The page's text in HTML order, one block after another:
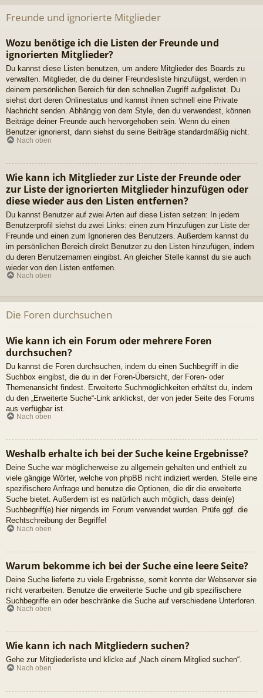
Freunde und ignorierte Mitglieder
Wozu benötige ich die Listen der Freunde und
ignorierten Mitglieder?
Du kannst diese Listen benutzen, um andere Mitglieder des Boards zu
verwalten. Mitglieder, die du deiner Freundesliste hinzufügst, werden in
deinem persönlichen Bereich für den schnellen Zugriff aufgelistet. Du
siehst dort deren Onlinestatus und kannst ihnen schnell eine Private
Nachricht senden. Abhängig von dem Style, den du verwendest, können
Beiträge deiner Freunde auch hervorgehoben sein. Wenn du einen
Benutzer ignorierst, dann siehst du seine Beiträge standardmäßig nicht.
Nach oben
Wie kann ich Mitglieder zur Liste der Freunde oder
zur Liste der ignorierten Mitglieder hinzufügen oder
diese wieder aus den Listen entfernen?
Du kannst Benutzer auf zwei Arten auf diese Listen setzen: In jedem
Benutzerprofil siehst du zwei Links: einen zum Hinzufügen zur Liste der
Freunde und einen zum Ignorieren des Benutzers. Außerdem kannst du
im persönlichen Bereich direkt Benutzer zu den Listen hinzufügen, indem
du deren Benutzernamen eingibst. An gleicher Stelle kannst du sie auch
wieder von den Listen entfernen.
Nach oben
Die Foren durchsuchen
Wie kann ich ein Forum oder mehrere Foren
durchsuchen?
Du kannst die Foren durchsuchen, indem du einen Suchbegriff in die
Suchbox eingibst, die du in der Foren-Übersicht, der Foren- oder
Themenansicht findest. Erweiterte Suchmöglichkeiten erhältst du, indem
du den „Erweiterte Suche“-Link anklickst, der von jeder Seite des Forums
aus verfügbar ist.
Nach oben
Weshalb erhalte ich bei der Suche keine Ergebnisse?
Deine Suche war möglicherweise zu allgemein gehalten und enthielt zu
viele gängige Wörter, welche von phpBB nicht indiziert werden. Stelle eine
spezifischere Anfrage und benutze die Optionen, die dir die erweiterte
Suche bietet. Außerdem ist es natürlich auch möglich, dass dein(e)
Suchbegriff(e) hier nirgends im Forum verwendet wurden. Prüfe ggf. die
Rechtschreibung der Begriffe!
Nach oben
Warum bekomme ich bei der Suche eine leere Seite?
Deine Suche lieferte zu viele Ergebnisse, somit konnte der Webserver sie
nicht verarbeiten. Benutze die erweiterte Suche und gib spezifischere
Suchbegriffe ein oder beschränke die Suche auf verschiedene Unterforen.
Nach oben
Wie kann ich nach Mitgliedern suchen?
Gehe zur Mitgliederliste und klicke auf „Nach einem Mitglied suchen“.
Nach oben